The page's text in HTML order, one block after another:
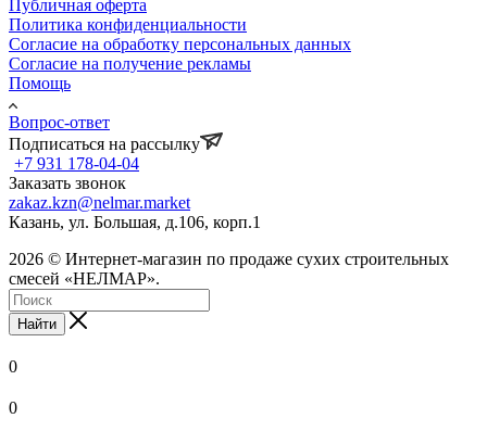
Публичная оферта
Политика конфиденциальности
Согласие на обработку персональных данных
Согласие на получение рекламы
Помощь
Вопрос-ответ
Подписаться на рассылку
+7 931 178-04-04
Заказать звонок
zakaz.kzn@nelmar.market
Казань, ул. Большая, д.106, корп.1
2026 © Интернет-магазин по продаже сухих строительных
смесей «НЕЛМАР».
Найти
0
0